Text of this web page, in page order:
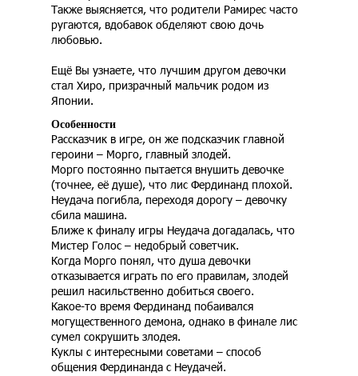
Также выясняется, что родители Рамирес часто
ругаются, вдобавок обделяют свою дочь
любовью.
Ещё Вы узнаете, что лучшим другом девочки
стал Хиро, призрачный мальчик родом из
Японии.
Особенности
Рассказчик в игре, он же подсказчик главной
героини – Морго, главный злодей.
Морго постоянно пытается внушить девочке
(точнее, её душе), что лис Фердинанд плохой.
Неудача погибла, переходя дорогу – девочку
сбила машина.
Ближе к финалу игры Неудача догадалась, что
Мистер Голос – недобрый советчик.
Когда Морго понял, что душа девочки
отказывается играть по его правилам, злодей
решил насильственно добиться своего.
Какое-то время Фердинанд побаивался
могущественного демона, однако в финале лис
сумел сокрушить злодея.
Куклы с интересными советами – способ
общения Фердинанда с Неудачей.